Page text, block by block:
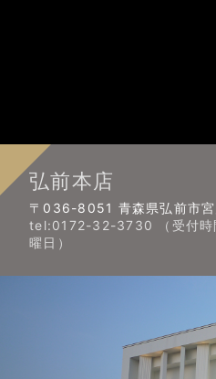
弘前本店
〒036-8051 青森県弘前市宮
tel:0172-32-3730 （受付
曜日）